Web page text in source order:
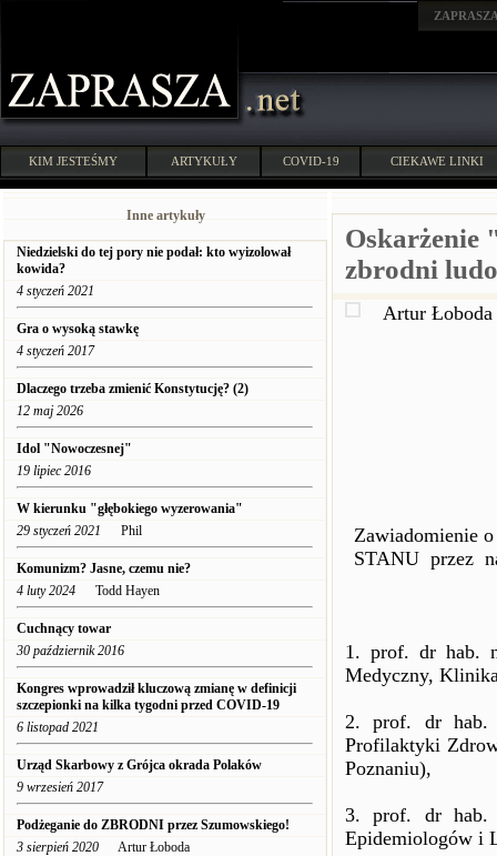
KIM JESTEŚMY ARTYKUŁY COVID-19 CIEKAWE LINKI
Inne artykuły
Niedzielski do tej pory nie podał: kto wyizolował
kowida?
4 styczeń 2021
Gra o wysoką stawkę
4 styczeń 2017
Dlaczego trzeba zmienić Konstytucję? (2)
12 maj 2026
Idol "Nowoczesnej"
19 lipiec 2016
W kierunku "głębokiego wyzerowania"
29 styczeń 2021 Phil
Komunizm? Jasne, czemu nie?
4 luty 2024 Todd Hayen
Cuchnący towar
30 październik 2016
Kongres wprowadził kluczową zmianę w definicji
szczepionki na kilka tygodni przed COVID-19
6 listopad 2021
Urząd Skarbowy z Grójca okrada Polaków
9 wrzesień 2017
Podżeganie do ZBRODNI przez Szumowskiego!
3 sierpień 2020 Artur Łoboda
Oskarżenie
zbrodni
Artur
Zawiadomienie
STANU przez
1. prof. dr hab.
Medyczny,
2. prof. dr hab.
Profilaktyki
Poznaniu),
3. prof. dr hab.
Epidemiologów i